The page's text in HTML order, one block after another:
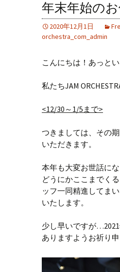
年末年始の
2020年12月1日
orchestra_com_admin
こんにちは！あっと
私たちJAM
<12/30～1/5まで>
つきましては、その
いただきます。
本年も大変お世話に
どうにかここまでく
ッフ一同精進してま
いたします。
少し早いですが
ありますようお祈り申